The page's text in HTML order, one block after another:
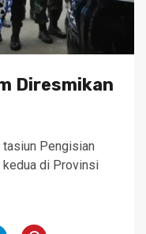
Diresmikan
tasiun Pengisian
kedua di Provinsi